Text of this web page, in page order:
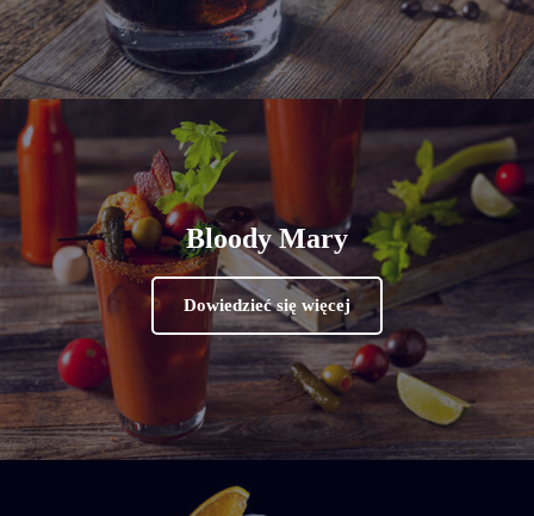
Bloody Mary
Dowiedzieć się więcej